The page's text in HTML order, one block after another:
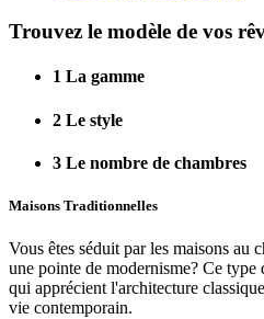
Trouvez le modèle de vos
1 La gamme
2 Le style
3 Le nombre de chambres
Maisons Traditionnelles
Vous êtes séduit par les maisons au
une pointe de modernisme? Ce
qui apprécient l'architecture
vie contemporain.